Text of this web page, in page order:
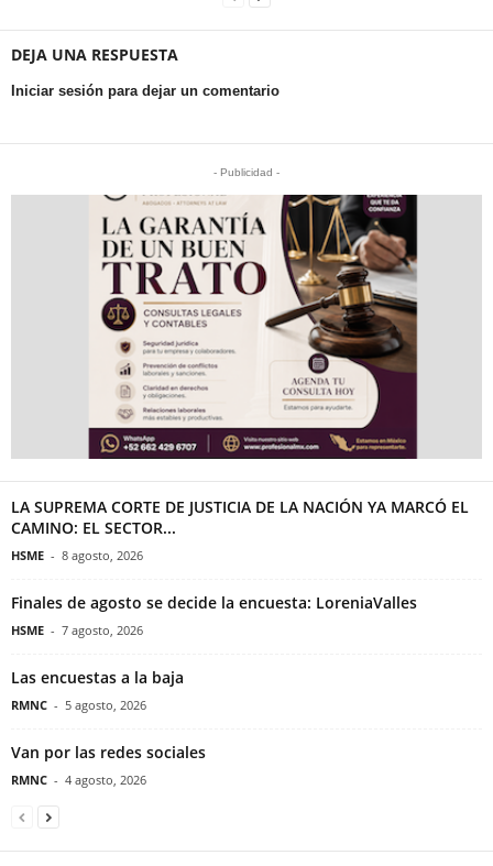
DEJA UNA RESPUESTA
Iniciar sesión para dejar un comentario
- Publicidad -
LA SUPREMA CORTE DE JUSTICIA DE LA NACIÓN YA MARCÓ EL
CAMINO: EL SECTOR...
HSME - 8 agosto, 2026
Finales de agosto se decide la encuesta: LoreniaValles
HSME - 7 agosto, 2026
Las encuestas a la baja
RMNC - 5 agosto, 2026
Van por las redes sociales
RMNC - 4 agosto, 2026